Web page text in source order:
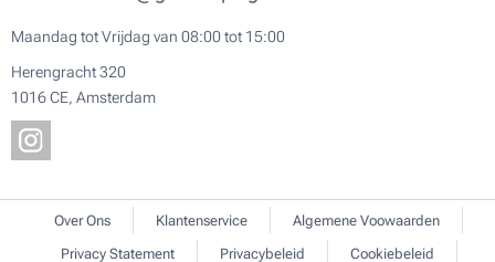
Maandag tot Vrijdag van 08:00 tot 15:00
Herengracht 320
1016 CE, Amsterdam
Over Ons Klantenservice
Algemene Voowaarden
Privacy Statement
Privacybeleid Cookiebeleid